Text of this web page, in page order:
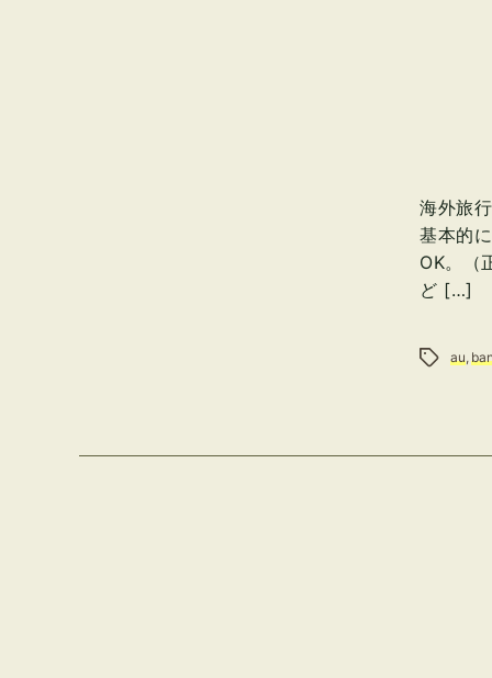
海外旅
基本的
OK。（
ど […]
タグ au,